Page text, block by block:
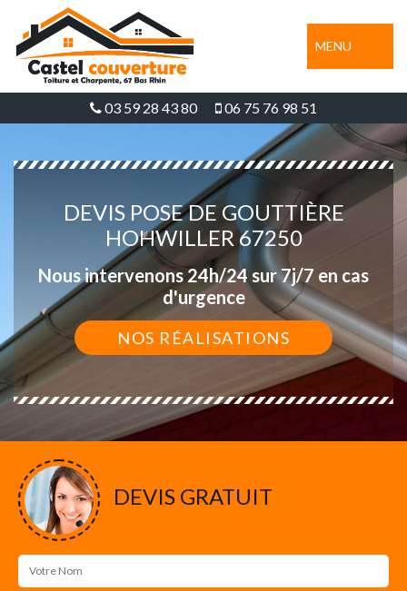
MENU
03 59 28 43 80 06 75 76 98 51
DEVIS POSE DE GOUTTIÈRE
HOHWILLER 67250
Nous intervenons 24h/24 sur 7j/7 en cas
d'urgence
NOS RÉALISATIONS
DEVIS GRATUIT